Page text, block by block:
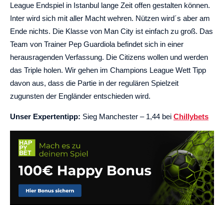
League Endspiel in Istanbul lange Zeit offen gestalten können.
Inter wird sich mit aller Macht wehren. Nützen wird´s aber am
Ende nichts. Die Klasse von Man City ist einfach zu groß. Das
Team von Trainer Pep Guardiola befindet sich in einer
herausragenden Verfassung. Die Citizens wollen und werden
das Triple holen. Wir gehen im Champions League Wett Tipp
davon aus, dass die Partie in der regulären Spielzeit
zugunsten der Engländer entschieden wird.
Unser Expertentipp: Sieg Manchester – 1,44 bei Chillybets